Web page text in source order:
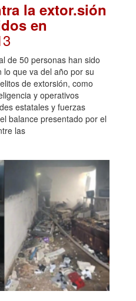
la extor.sión
en
de 50 personas han sido
que va del año por su
de extorsión, como
y operativos
estatales y fuerzas
balance presentado por el
las